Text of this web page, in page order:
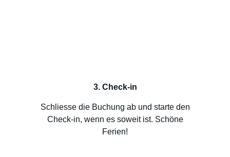
3. Check-in
Schliesse die Buchung ab und starte den
Check-in, wenn es soweit ist. Schöne
Ferien!